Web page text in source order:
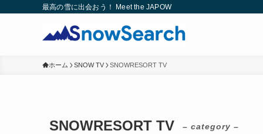
最高の雪に出会おう！ Meet the JAPOW
ホーム SNOW TV SNOWRESORT TV
SNOWRESORT TV – category –